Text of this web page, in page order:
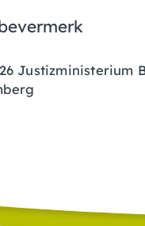
Justizministerium